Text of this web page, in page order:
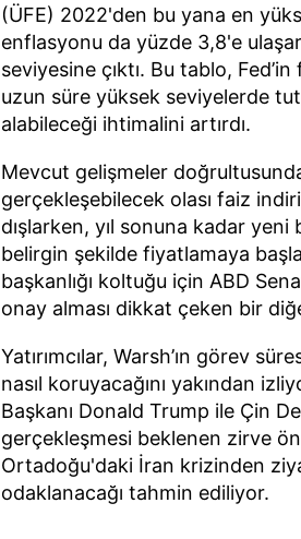
(ÜFE) 2022'den bu yana en
enflasyonu da yüzde 3,8'e
seviyesine çıktı. Bu tablo,
uzun süre yüksek seviyelerde
alabileceği ihtimalini artırdı.
Mevcut gelişmeler
gerçekleşebilecek olası faiz
dışlarken, yıl sonuna kadar yeni
belirgin şekilde fiyatlamaya
başkanlığı koltuğu için ABD
onay alması dikkat çeken bir
Yatırımcılar, Warsh’ın görev
nasıl koruyacağını yakından
Başkanı Donald Trump ile Çin
gerçekleşmesi beklenen zirve
Ortadoğu'daki İran krizinden
odaklanacağı tahmin ediliyor.